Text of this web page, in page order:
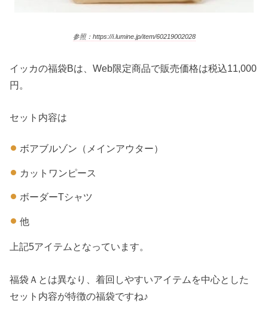
参照：https://i.lumine.jp/item/60219002028
イッカの福袋Bは、Web限定商品で販売価格は税込11,000
円。
セット内容は
ボアブルゾン（メインアウター）
カットワンピース
ボーダーTシャツ
他
上記5アイテムとなっています。
福袋Ａとは異なり、着回しやすいアイテムを中心とした
セット内容が特徴の福袋ですね♪